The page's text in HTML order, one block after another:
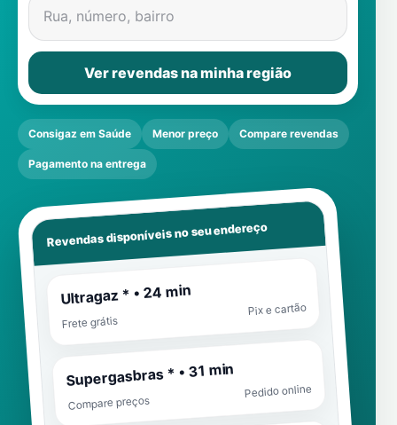
Contatos
Rua, número, bairro
Ver revendas na minha região
Consigaz em Saúde Menor preço Compare revendas
Pagamento na entrega
Revendas disponíveis no seu endereço
Ultragaz * • 24 min
Frete grátis
Pix e cartão
Supergasbras * • 31 min
Compare preços
Pedido online